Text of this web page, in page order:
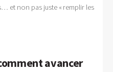
et non pas juste « remplir les
avancer